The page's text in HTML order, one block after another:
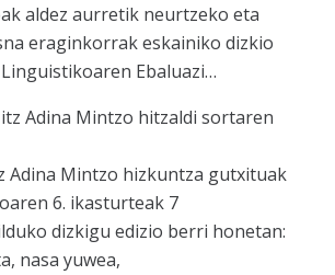
aldez aurretik neurtzeko eta
eraginkorrak eskainiko dizkio
Ebaluazi…
Adina Mintzo hitzaldi sortaren
Adina Mintzo hizkuntza gutxituak
6. ikasturteak 7
dizkigu edizio berri honetan:
nasa yuwea,